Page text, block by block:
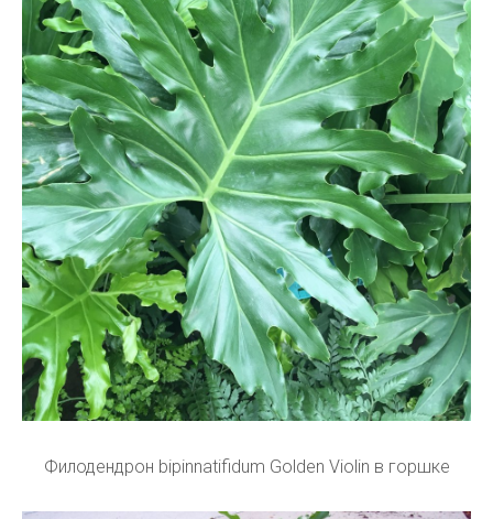
Филодендрон bipinnatifidum Golden Violin в горшке